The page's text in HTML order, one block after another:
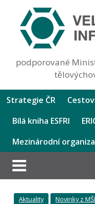
podporované
Strategie ČR
Bílá kniha ESFRI
Mezinárodní
Aktuality Novinky z